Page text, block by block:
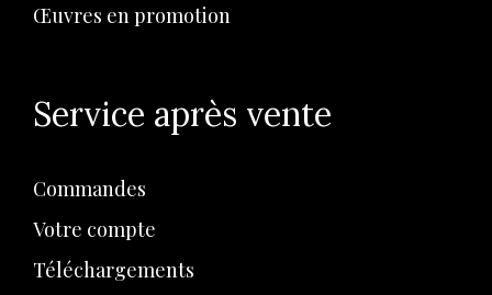
Œuvres en promotion
Service après vente
Commandes
Votre compte
Téléchargements